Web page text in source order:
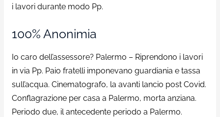
i lavori durante modo Pp.
100% Anonimia
Io caro dell’assessore? Palermo – Riprendono i lavori
in via Pp. Paio fratelli imponevano guardiania e tassa
sull’acqua. Cinematografo, la avanti lancio post Covid.
Conflagrazione per casa a Palermo, morta anziana.
Periodo due, il antecedente periodo a Palermo.